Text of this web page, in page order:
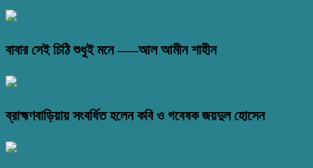
বাবার সেই চিঠি শুধুই মনে —–আল আমীন শাহীন
ব্রাহ্মণবাড়িয়ায় সংবর্ধিত হলেন কবি ও গবেষক জয়দুল হোসেন